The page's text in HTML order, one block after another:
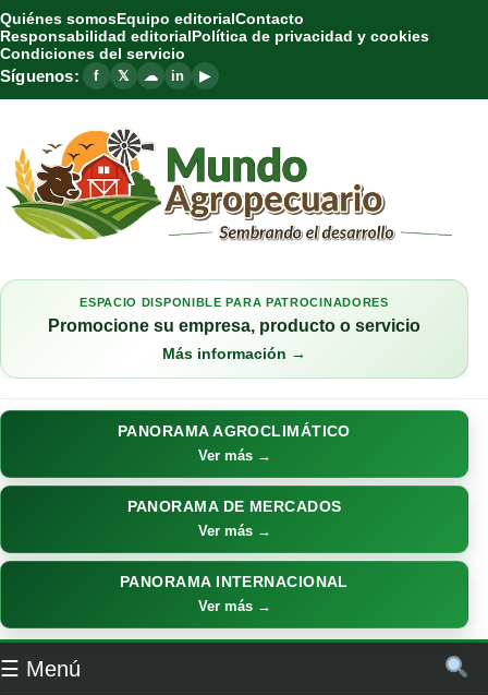
Quiénes somosEquipo editorialContacto
Responsabilidad editorialPolítica de privacidad y cookies
Condiciones del servicio
Síguenos: f 𝕏 ☁ in ▶
ESPACIO DISPONIBLE PARA PATROCINADORES
Promocione su empresa, producto o servicio
Más información →
PANORAMA AGROCLIMÁTICO
Ver más →
PANORAMA DE MERCADOS
Ver más →
PANORAMA INTERNACIONAL
Ver más →
☰ Menú